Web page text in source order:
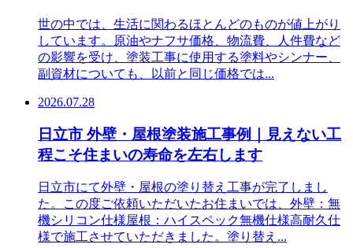
世の中では、生活に関わるほとんどのものが値上がり
しています。原油やナフサ価格、物流費、人件費など
の影響を受け、塗装工事に使用する塗料やシンナー、
副資材についても、以前と同じ価格では...
2026.07.28
日立市 外壁・屋根塗装施工事例｜見えない工
程こそ住まいの寿命を左右します
日立市にて外壁・屋根の塗り替え工事が完了しまし
た。この度ご依頼いただいたお住まいでは、外壁：無
機シリコン仕様屋根：ハイスペック無機仕様高耐久仕
様で施工させていただきました。塗り替え...